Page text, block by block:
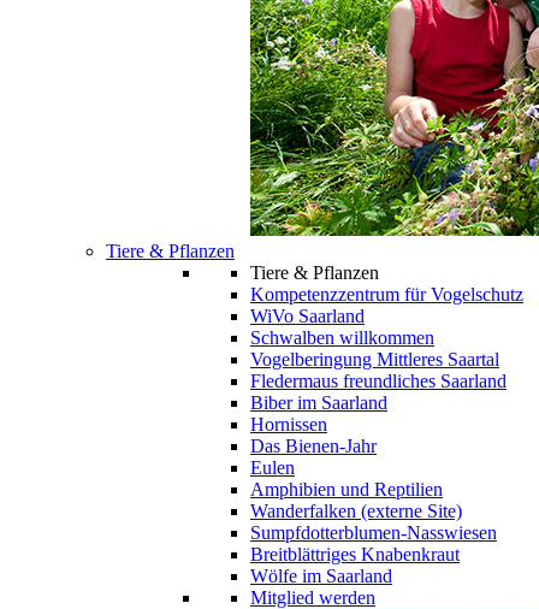
Tiere & Pflanzen
Tiere & Pflanzen
Kompetenzzentrum für Vogelschutz
WiVo Saarland
Schwalben willkommen
Vogelberingung Mittleres Saartal
Fledermaus freundliches Saarland
Biber im Saarland
Hornissen
Das Bienen-Jahr
Eulen
Amphibien und Reptilien
Wanderfalken (externe Site)
Sumpfdotterblumen-Nasswiesen
Breitblättriges Knabenkraut
Wölfe im Saarland
Mitglied werden